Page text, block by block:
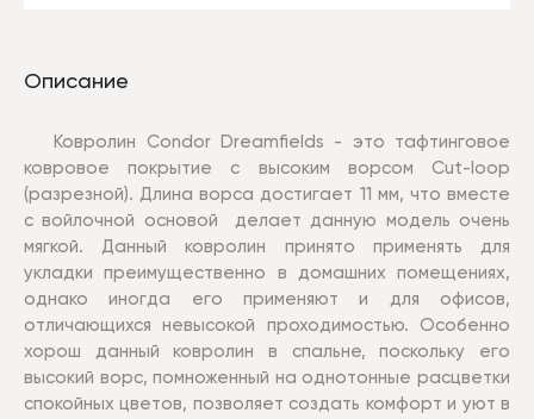
Описание
Ковролин Condor Dreamfields - это тафтинговое
ковровое покрытие с высоким ворсом Cut-loop
(разрезной). Длина ворса достигает 11 мм, что вместе
с войлочной основой делает данную модель очень
мягкой. Данный ковролин принято применять для
укладки преимущественно в домашних помещениях,
однако иногда его применяют и для офисов,
отличающихся невысокой проходимостью. Особенно
хорош данный ковролин в спальне, поскольку его
высокий ворс, помноженный на однотонные расцветки
спокойных цветов, позволяет создать комфорт и уют в